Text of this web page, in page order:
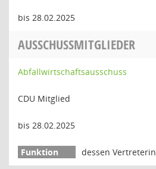
bis 28.02.2025
AUSSCHUSSMITGLIEDER
Abfallwirtschaftsausschuss
CDU Mitglied
bis 28.02.2025
dessen Vertreterin